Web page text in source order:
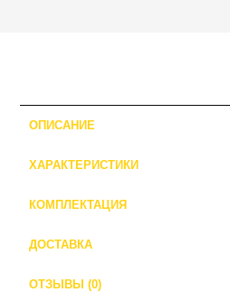
ОПИСАНИЕ
ХАРАКТЕРИСТИКИ
КОМПЛЕКТАЦИЯ
ДОСТАВКА
ОТЗЫВЫ (0)